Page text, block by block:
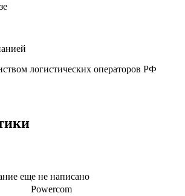
логистических операторов РФ
еще не написано
Powercom